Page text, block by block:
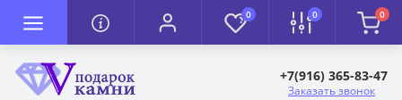
0 0 0
+7(916) 365-83-47
Заказать звонок